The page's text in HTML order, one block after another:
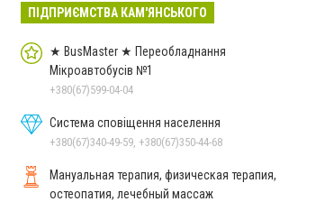
ПІДПРИЄМСТВА КАМ'ЯНСЬКОГО
★ BusMaster ★ Переобладнання
Мікроавтобусів №1
+380(67)599-04-04
Система сповіщення населення
+380(67)340-49-59, +380(67)350-44-68
Мануальная терапия, физическая терапия,
остеопатия, лечебный массаж